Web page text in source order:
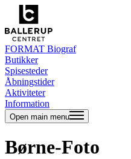
FORMAT Biograf
Butikker
Spisesteder
Åbningstider
Aktiviteter
Information
Open main menu
Børne-Foto